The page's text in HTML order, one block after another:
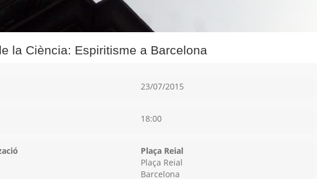
la Ciència: Espiritisme a Barcelona
23/07/2015
18:00
Plaça Reial
Plaça Reial
Barcelona